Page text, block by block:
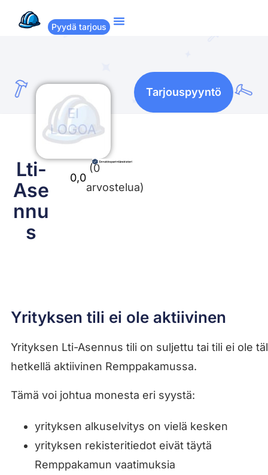
Pyydä tarjous
Lti-
Ase
nnu
s
0,0
(0
arvostelua)
Tarjouspyyntö
Yrityksen tili ei ole aktiivinen
Yrityksen Lti-Asennus tili on suljettu tai tili ei ole
hetkellä aktiivinen Remppakamussa.
Tämä voi johtua monesta eri syystä:
yrityksen alkuselvitys on vielä kesken
yrityksen rekisteritiedot eivät täytä
Remppakamun vaatimuksia